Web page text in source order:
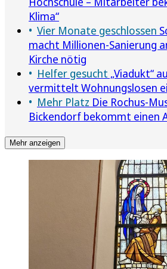
Klima“
Vier Monate geschlossen
macht Millionen-Sanierung
Kirche nötig
Helfer gesucht „Viadukt“
vermittelt Wohnungslosen
Mehr Platz Die Rochus-
Bickendorf bekommt einen
Mehr anzeigen